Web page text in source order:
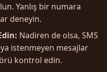
Yanlış bir numara
deneyin.
Nadiren de olsa, SMS
istenmeyen mesajlar
kontrol edin.